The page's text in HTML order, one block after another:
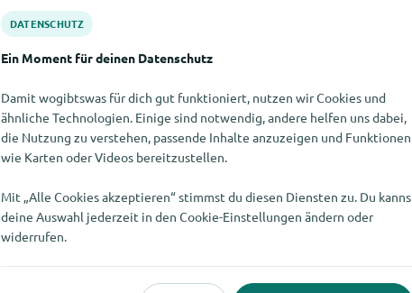
DATENSCHUTZ
Ein Moment für deinen Datenschutz
Damit wogibtswas für dich gut funktioniert, nutzen wir Cookies und
ähnliche Technologien. Einige sind notwendig, andere helfen uns dabei,
die Nutzung zu verstehen, passende Inhalte anzuzeigen und Funktionen
wie Karten oder Videos bereitzustellen.
Mit „Alle Cookies akzeptieren“ stimmst du diesen Diensten zu. Du
deine Auswahl jederzeit in den Cookie-Einstellungen ändern oder
widerrufen.